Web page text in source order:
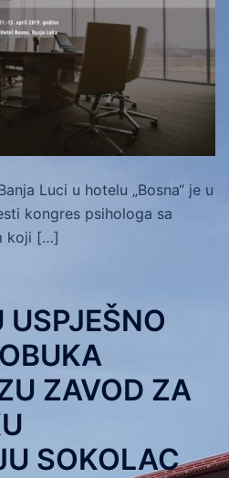
Luci u hotelu „Bosna“ je u
kongres psihologa sa
koji […]
USPJEŠNO
ZAVOD ZA
SOKOLAC